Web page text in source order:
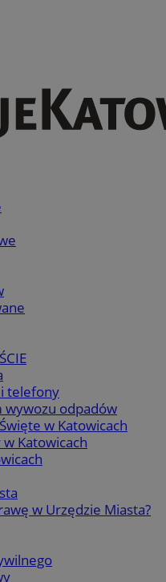
telefony
odpadów
w Katowicach
w Katowicach
w Urzędzie Miasta?